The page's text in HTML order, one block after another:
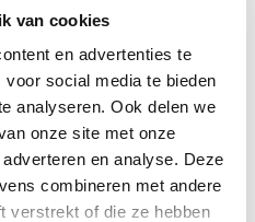
van cookies
en advertenties te
social media te bieden
analyseren. Ook delen we
onze site met onze
en analyse. Deze
combineren met andere
verstrekt of die ze hebben
Pro PS-50/6
manual sharpening.
20 jaar geleden in Kharkiv,
een klein bedrijf,
en afwerken van manicure
tot schaartjes, vellentangen,